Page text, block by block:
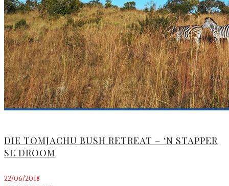
DIE TOMJACHU BUSH RETREAT – ‘N STAPPER
SE DROOM
22/06/2018